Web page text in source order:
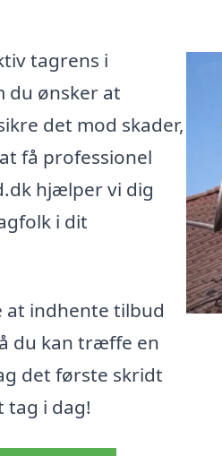
tagrens i
du ønsker at
det mod skader,
få professionel
hjælper vi dig
i dit
at indhente tilbud
du kan træffe en
det første skridt
i dag!